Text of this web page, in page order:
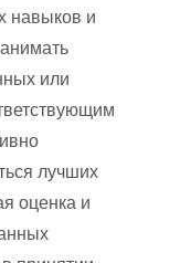
навыков и
или
лучших
оценка и